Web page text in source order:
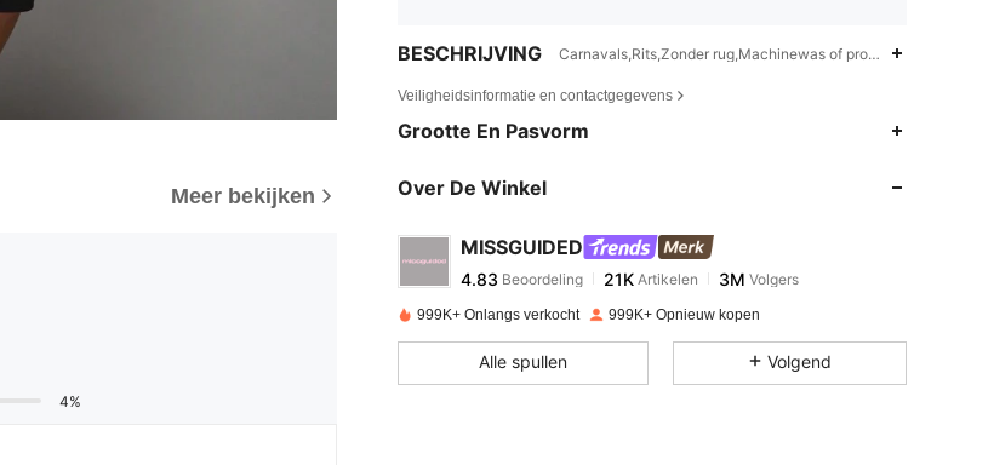
Meer bekijken
4%
BESCHRIJVING Carnavals,Rits,Zonder rug,Machinewas of professionele stomerij
Veiligheidsinformatie en contactgegevens
Grootte En Pasvorm
Over De Winkel
MISSGUIDED
4.83
4.83 Beoordeling 21KArtikelen
j***ebetaalde1 dag geleden
999K+ Onlangs verkocht 999K+ Opnieuw kopen
Alle spullen Volgend